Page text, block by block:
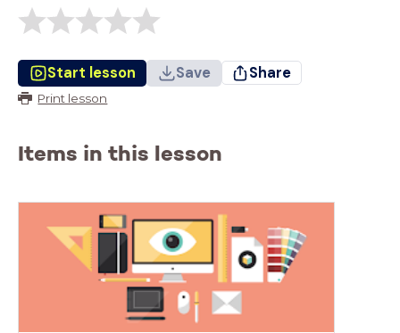
Start lesson Save Share
Print lesson
Items in this lesson